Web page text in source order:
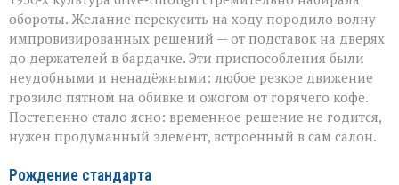
обороты. Желание перекусить на ходу породило волну
импровизированных решений — от подставок на дверях
до держателей в бардачке. Эти приспособления были
неудобными и ненадёжными: любое резкое движение
грозило пятном на обивке и ожогом от горячего кофе.
Постепенно стало ясно: временное решение не годится,
нужен продуманный элемент, встроенный в сам салон.
Рождение стандарта